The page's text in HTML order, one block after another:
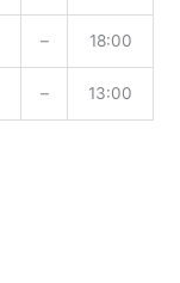
– 18:00
– 13:00